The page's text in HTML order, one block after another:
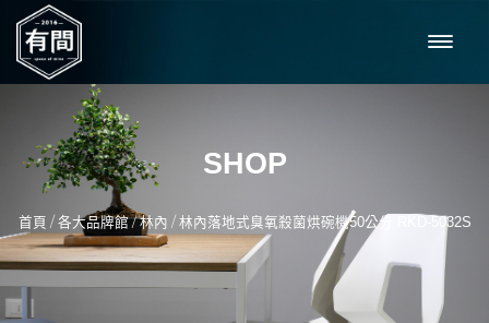
SHOP
首頁 / 各大品牌館/林內 / 林內落地式臭氧殺菌烘碗機50公分 RKD-5032S